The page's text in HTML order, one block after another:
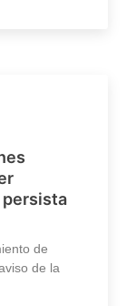
de
de la